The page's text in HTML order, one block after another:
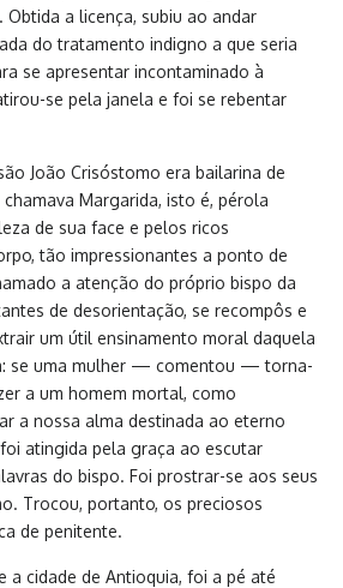
a licença, subiu ao andar
do tratamento indigno a que seria
se apresentar incontaminado à
se pela janela e foi se rebentar
João Crisóstomo era bailarina de
Margarida, isto é, pérola
de sua face e pelos ricos
tão impressionantes a ponto de
a atenção do próprio bispo da
de desorientação, se recompôs e
um útil ensinamento moral daquela
se uma mulher — comentou — torna-
a um homem mortal, como
a nossa alma destinada ao eterno
atingida pela graça ao escutar
do bispo. Foi prostrar-se aos seus
Trocou, portanto, os preciosos
de penitente.
a cidade de Antioquia, foi a pé até